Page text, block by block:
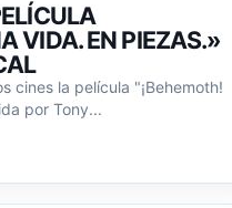
VIDA. EN PIEZAS.»
cines la película "¡Behemoth!
por Tony...